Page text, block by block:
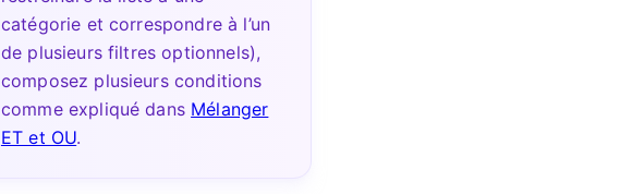
catégorie et correspondre à l’un
de plusieurs filtres optionnels),
composez plusieurs conditions
comme expliqué dans Mélanger
ET et OU.